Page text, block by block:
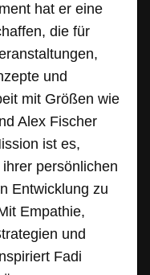
hat er eine
die für
und
mit Größen wie
Alex Fischer
ist es,
persönlichen
Entwicklung zu
Empathie,
und
Fadi